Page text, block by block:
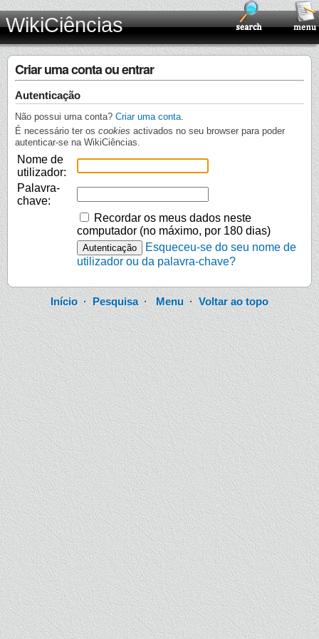
WikiCiências
Criar uma conta ou entrar
Autenticação
Não possui uma conta? Criar uma conta
É necessário ter os cookies activados no seu browser para poder
autenticar-se na WikiCiências.
Nome de
utilizador:
Palavra-
chave:
Recordar os meus dados neste
computador (no máximo, por 180 dias)
Esqueceu-se do seu nome de
utilizador ou da palavra-chave?
Início· Pesquisa·Menu ·Voltar ao topo